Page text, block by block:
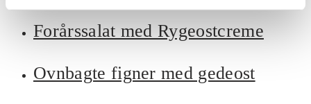
Forårssalat med Rygeostcreme
Ovnbagte figner med gedeost